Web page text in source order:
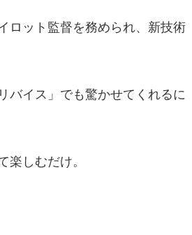
ロット監督を務められ、新技術
バイス」でも驚かせてくれるに
楽しむだけ。